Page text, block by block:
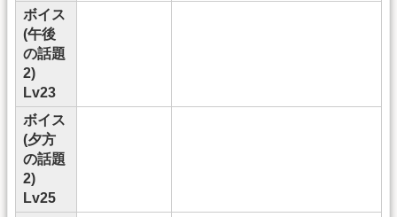
ボイス
(午後
の話題
2)
Lv23
ボイス
(夕方
の話題
2)
Lv25